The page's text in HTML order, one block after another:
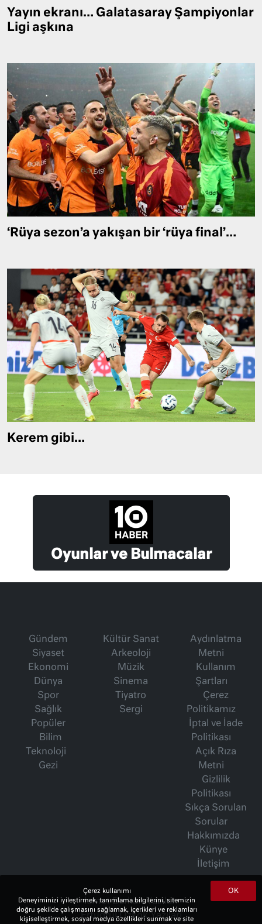
Yayın ekranı… Galatasaray Şampiyonlar
Ligi aşkına
‘Rüya sezon’a yakışan bir ‘rüya final’…
Kerem gibi…
Oyunlar ve Bulmacalar
Gündem
Siyaset
Ekonomi
Dünya
Spor
Sağlık
Popüler
Bilim
Teknoloji
Gezi
Kültür Sanat
Arkeoloji
Müzik
Sinema
Tiyatro
Sergi
Aydınlatma
Metni
Kullanım
Şartları
Çerez
Politikamız
İptal ve İade
Politikası
Açık Rıza
Metni
Gizlilik
Politikası
Sıkça Sorulan
Sorular
Hakkımızda
Künye
İletişim
İsmet Berkan Yazıları
Ertuğrul Özkök Yazıları
OK
Çerez kullanımı
Deneyiminizi iyileştirmek, tanımlama bilgilerini, sitemizin
doğru şekilde çalışmasını sağlamak, içerikleri ve reklamları
kişiselleştirmek, sosyal medya özellikleri sunmak ve site